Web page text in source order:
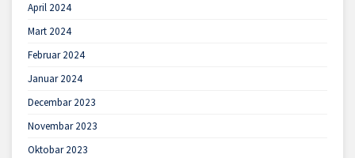
April 2024
Mart 2024
Februar 2024
Januar 2024
Decembar 2023
Novembar 2023
Oktobar 2023